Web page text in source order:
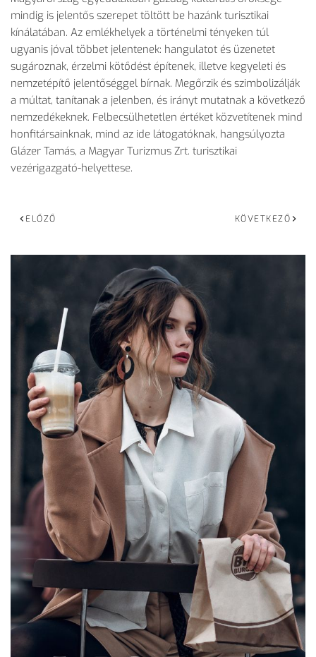
mindig is jelentős szerepet töltött be hazánk turisztikai
kínálatában. Az emlékhelyek a történelmi tényeken túl
ugyanis jóval többet jelentenek: hangulatot és üzenetet
sugároznak, érzelmi kötődést építenek, illetve kegyeleti és
nemzetépítő jelentőséggel bírnak. Megőrzik és szimbolizálják
a múltat, tanítanak a jelenben, és irányt mutatnak a következő
nemzedékeknek. Felbecsülhetetlen értéket közvetítenek mind
honfitársainknak, mind az ide látogatóknak, hangsúlyozta
Glázer Tamás, a Magyar Turizmus Zrt. turisztikai
vezérigazgató-helyettese.
ELŐZŐ KÖVETKEZŐ